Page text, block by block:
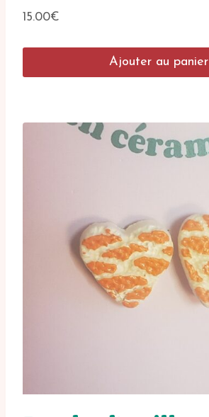
15.00€
Ajouter au panier